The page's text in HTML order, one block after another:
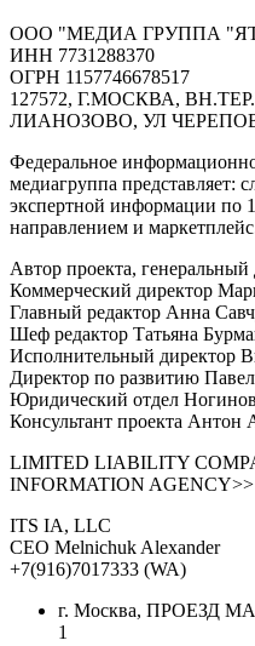
ООО "МЕДИА ГРУППА
ИНН 7731288370
ОГРН 1157746678517
127572, Г.МОСКВА,
ЛИАНОЗОВО, УЛ
Федеральное
медиагруппа представляет:
экспертной информации по
направлением и
Автор проекта,
Коммерческий директор
Главный редактор Анна
Шеф редактор Татьяна
Исполнительный директор
Директор по развитию
Юридический отдел
Консультант проекта Антон
LIMITED LIABILITY
INFORMATION AGENCY>>
ITS IA, LLC
CEO Melnichuk Alexander
+7(916)7017333 (WA)
г. Москва, ПРОЕЗД
1